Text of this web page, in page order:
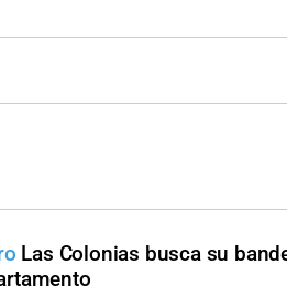
Las Colonias busca su